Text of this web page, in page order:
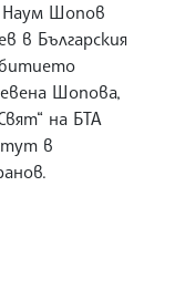
Наум Шопов
в Българския
Шопова,
на БТА
в